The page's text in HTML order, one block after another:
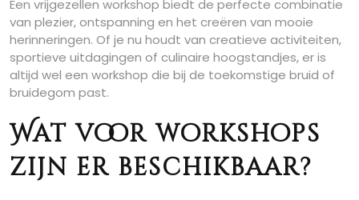
Een vrijgezellen workshop biedt de perfecte combinatie
van plezier, ontspanning en het creëren van mooie
herinneringen. Of je nu houdt van creatieve activiteiten,
sportieve uitdagingen of culinaire hoogstandjes, er is
altijd wel een workshop die bij de toekomstige bruid of
bruidegom past.
Wat voor workshops
zijn er beschikbaar?